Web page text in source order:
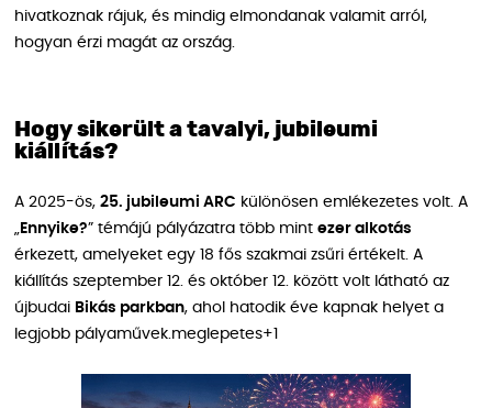
hivatkoznak rájuk, és mindig elmondanak valamit arról,
hogyan érzi magát az ország.
Hogy sikerült a tavalyi, jubileumi
kiállítás?
A 2025-ös, 25. jubileumi ARC különösen emlékezetes volt. A
„ Ennyike?” témájú pályázatra több mint ezer alkotás
érkezett, amelyeket egy 18 fős szakmai zsűri értékelt. A
kiállítás szeptember 12. és október 12. között volt látható az
újbudai Bikás parkban, ahol hatodik éve kapnak helyet a
legjobb pályaművek.meglepetes+1